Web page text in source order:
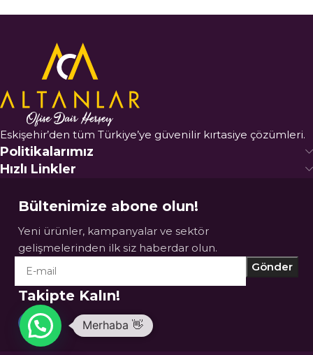
Eskişehir’den tüm Türkiye’ye güvenilir kırtasiye çözümleri.
Politikalarımız
Hızlı Linkler
Bültenimize abone olun!
Yeni ürünler, kampanyalar ve sektör
gelişmelerinden ilk siz haberdar olun.
Takipte Kalın!
Merhaba 👋